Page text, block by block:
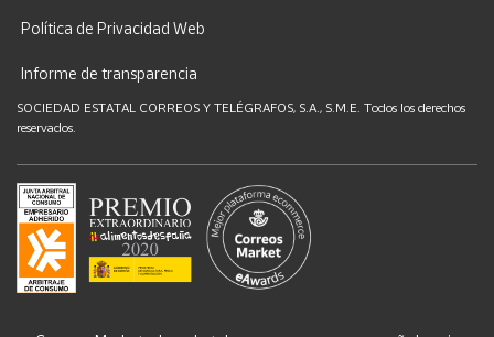
Política de Privacidad Web
Informe de transparencia
SOCIEDAD ESTATAL CORREOS Y TELÉGRAFOS, S.A., S.M.E. Todos los derechos
reservados.